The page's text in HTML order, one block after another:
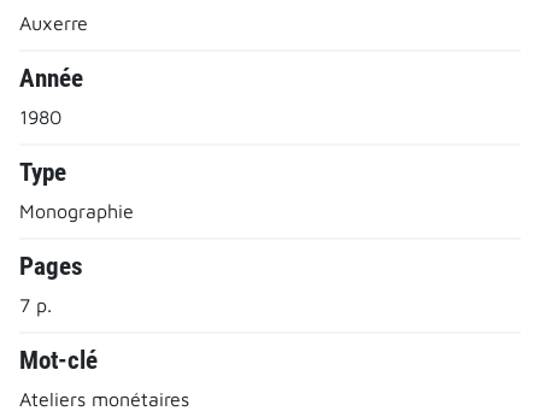
Auxerre
Année
1980
Type
Monographie
Pages
7 p.
Mot-clé
Ateliers monétaires